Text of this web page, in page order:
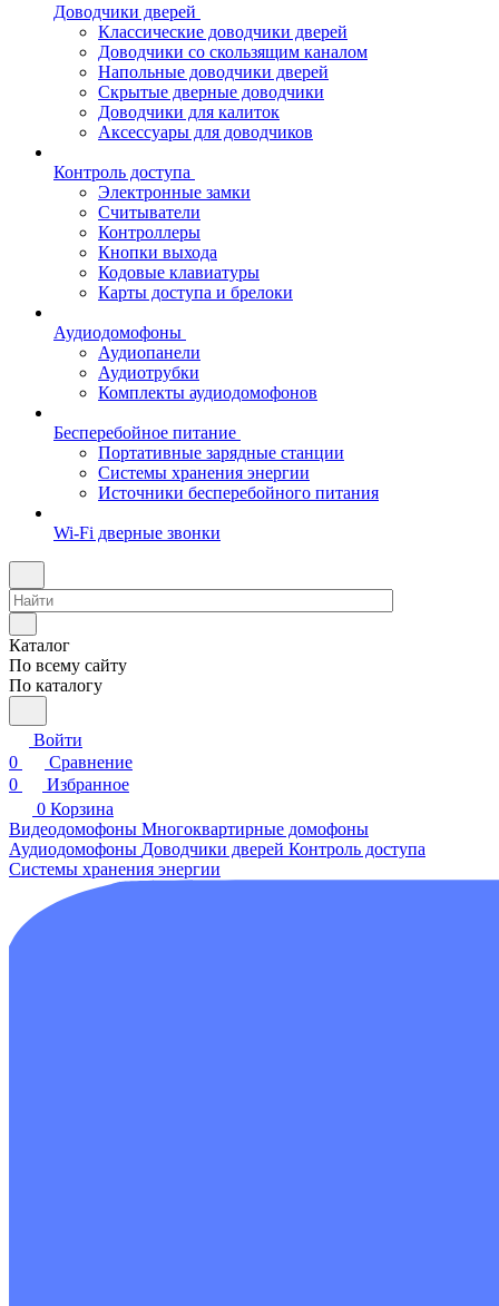
Доводчики дверей
Классические доводчики дверей
Доводчики со скользящим каналом
Напольные доводчики дверей
Скрытые дверные доводчики
Доводчики для калиток
Аксессуары для доводчиков
Контроль доступа
Электронные замки
Считыватели
Контроллеры
Кнопки выхода
Кодовые клавиатуры
Карты доступа и брелоки
Аудиодомофоны
Аудиопанели
Аудиотрубки
Комплекты аудиодомофонов
Бесперебойное питание
Портативные зарядные станции
Системы хранения энергии
Источники бесперебойного питания
Wi-Fi дверные звонки
Каталог
По всему сайту
По каталогу
Войти
0
Сравнение
0
Избранное
0 Корзина
Видеодомофоны Многоквартирные домофоны
Аудиодомофоны Доводчики дверей Контроль доступа
Системы хранения энергии